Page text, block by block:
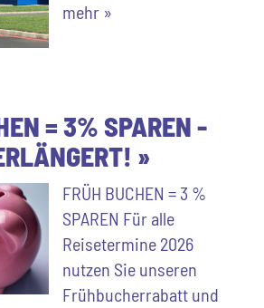
mehr »
= 3% SPAREN -
»
FRÜH BUCHEN = 3 %
SPAREN Für alle
Reisetermine 2026
nutzen Sie unseren
Frühbucherrabatt und